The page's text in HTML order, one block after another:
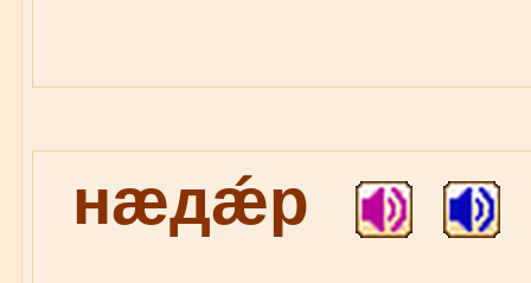
нæдǽр